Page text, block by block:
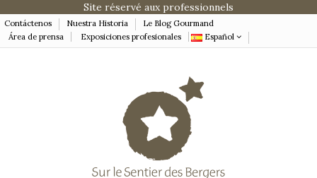
Site réservé aux professionnels
Contáctenos Nuestra Historia
Le Blog Gourmand
Área de prensa
Exposiciones profesionales Español